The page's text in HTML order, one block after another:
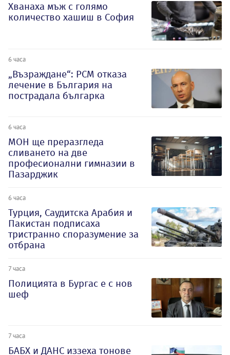
Хванаха мъж с голямо
количество хашиш в София
6 часа
„Възраждане“: РСМ отказа
лечение в България на
пострадала българка
6 часа
МОН ще преразгледа
сливането на две
професионални гимназии в
Пазарджик
6 часа
Турция, Саудитска Арабия и
Пакистан подписаха
тристранно споразумение за
отбрана
7 часа
Полицията в Бургас е с нов
шеф
7 часа
БАБХ и ДАНС иззеха тонове